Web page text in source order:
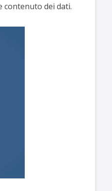
contenuto dei dati.